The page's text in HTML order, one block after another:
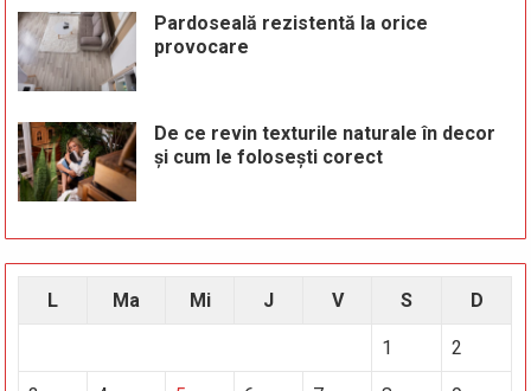
Pardoseală rezistentă la orice
provocare
De ce revin texturile naturale în decor
și cum le folosești corect
L Ma Mi J V S D
1 2